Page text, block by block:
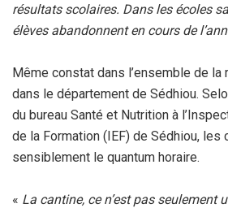
résultats scolaires. Dans les écoles
élèves abandonnent en cours de
‎Même constat dans l’ensemble de la
dans le département de Sédhiou.
du bureau Santé et Nutrition à
de la Formation (IEF) de Sédhiou, les
sensiblement le quantum horaire.
‎« La cantine, ce n’est pas seulement